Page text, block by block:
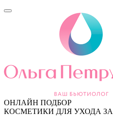
ОНЛАЙН ПОДБОР
КОСМЕТИКИ ДЛЯ УХОДА